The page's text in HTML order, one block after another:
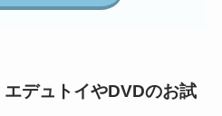
エデュトイやDVDのお試